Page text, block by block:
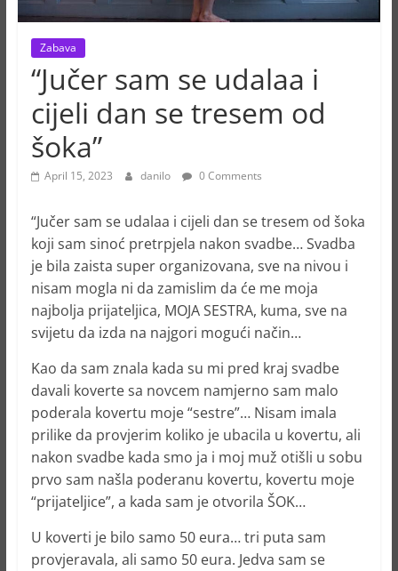
Zabava
“Jučer sam se udalaa i
cijeli dan se tresem od
šoka”
April 15, 2023 danilo 0 Comments
“Jučer sam se udalaa i cijeli dan se tresem od šoka
koji sam sinoć pretrpjela nakon svadbe… Svadba
je bila zaista super organizovana, sve na nivou i
nisam mogla ni da zamislim da će me moja
najbolja prijateljica, MOJA SESTRA, kuma, sve na
svijetu da izda na najgori mogući način…
Kao da sam znala kada su mi pred kraj svadbe
davali koverte sa novcem namjerno sam malo
poderala kovertu moje “sestre”… Nisam imala
prilike da provjerim koliko je ubacila u kovertu, ali
nakon svadbe kada smo ja i moj muž otišli u sobu
prvo sam našla poderanu kovertu, kovertu moje
“prijateljice”, a kada sam je otvorila ŠOK…
U koverti je bilo samo 50 eura… tri puta sam
provjeravala, ali samo 50 eura. Jedva sam se